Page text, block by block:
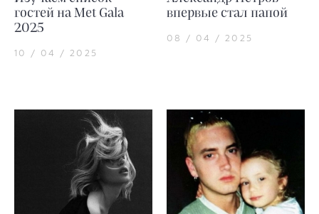
гостей на Met Gala
2025
10 / 04 / 2025
впервые стал папой
08 / 04 / 2025